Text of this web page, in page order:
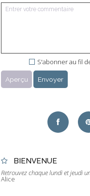
S'abonner au fil
BIENVENUE
Retrouvez chaque lundi et jeudi
Alice